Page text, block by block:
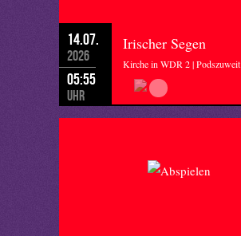
14.07.
2026
05:55
Uhr
Irischer Segen
Kirche in WDR 2 | Podszuweit